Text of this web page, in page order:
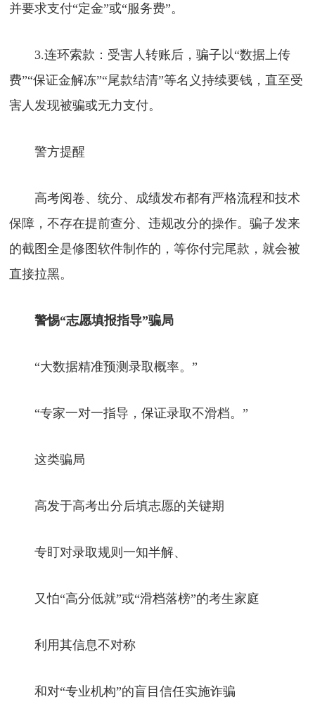
并要求支付“定金”或“服务费”。
3.连环索款：受害人转账后，骗子以“数据上传
费”“保证金解冻”“尾款结清”等名义持续要钱，直至受
害人发现被骗或无力支付。
警方提醒
高考阅卷、统分、成绩发布都有严格流程和技术
保障，不存在提前查分、违规改分的操作。骗子发来
的截图全是修图软件制作的，等你付完尾款，就会被
直接拉黑。
警惕“志愿填报指导”骗局
“大数据精准预测录取概率。”
“专家一对一指导，保证录取不滑档。”
这类骗局
高发于高考出分后填志愿的关键期
专盯对录取规则一知半解、
又怕“高分低就”或“滑档落榜”的考生家庭
利用其信息不对称
和对“专业机构”的盲目信任实施诈骗